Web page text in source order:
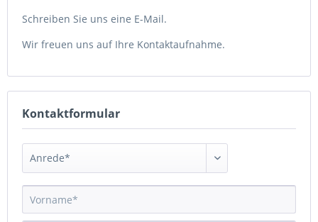
Schreiben Sie uns eine E-Mail.
Wir freuen uns auf Ihre Kontaktaufnahme.
Kontaktformular